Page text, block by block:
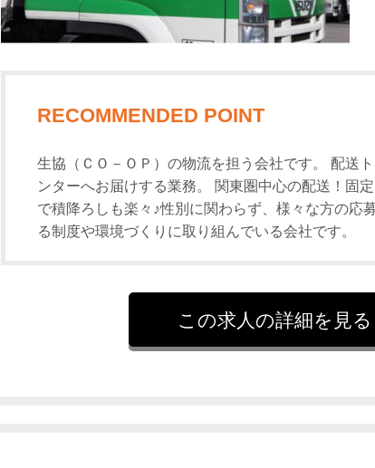
RECOMMENDED POINT
生協（ＣＯ－ＯＰ）の物流を担う会社です。 配送
ンターへお届けする業務。 関東圏中心の配送！固
で積降ろしも楽々♪性別に関わらず、様々な方の応
る制度や環境づくりに取り組んでいる会社です。
この求人の詳細を見る